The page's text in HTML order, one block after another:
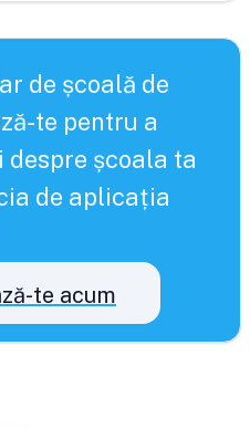
de școală de
te pentru a
școala ta
de aplicația
te acum